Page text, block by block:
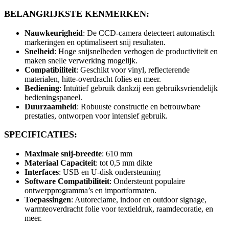
BELANGRIJKSTE KENMERKEN:
Nauwkeurigheid: De CCD-camera detecteert automatisch
markeringen en optimaliseert snij resultaten.
Snelheid: Hoge snijsnelheden verhogen de productiviteit en
maken snelle verwerking mogelijk.
Compatibiliteit: Geschikt voor vinyl, reflecterende
materialen, hitte-overdracht folies en meer.
Bediening: Intuïtief gebruik dankzij een gebruiksvriendelijk
bedieningspaneel.
Duurzaamheid: Robuuste constructie en betrouwbare
prestaties, ontworpen voor intensief gebruik.
SPECIFICATIES:
Maximale snij-breedte: 610 mm
Materiaal Capaciteit: tot 0,5 mm dikte
Interfaces: USB en U-disk ondersteuning
Software Compatibiliteit: Ondersteunt populaire
ontwerpprogramma’s en importformaten.
Toepassingen: Autoreclame, indoor en outdoor signage,
warmteoverdracht folie voor textieldruk, raamdecoratie, en
meer.